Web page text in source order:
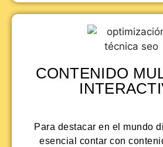
CONTENIDO
Para destacar en el mundo
esencial contar con